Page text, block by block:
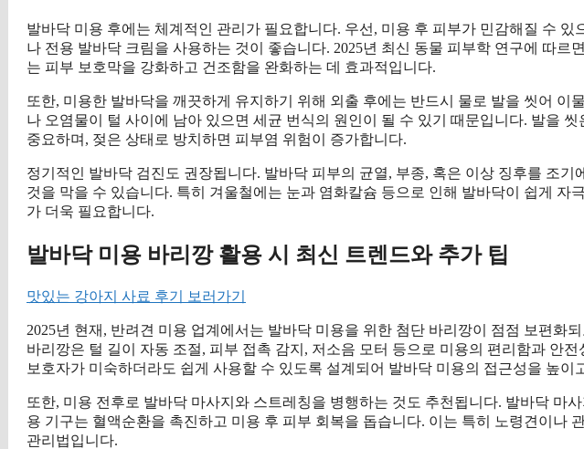
발바닥 미용 후에는 체계적인 관리가 필요합니다. 우선, 미용 후 피부가 민감해질 수 있
나 전용 발바닥 크림을 사용하는 것이 좋습니다. 2025년 최신 동물 피부학 연구에 따르
는 피부 보호막을 강화하고 건조함을 완화하는 데 효과적입니다.
또한, 미용한 발바닥을 깨끗하게 유지하기 위해 외출 후에는 반드시 물로 발을 씻어 이
나 오염물이 털 사이에 남아 있으면 세균 번식의 원인이 될 수 있기 때문입니다. 발을 씻
중요하며, 젖은 상태로 방치하면 피부염 위험이 증가합니다.
정기적인 발바닥 검진도 권장됩니다. 발바닥 피부의 균열, 부종, 혹은 이상 징후를 조기
것을 막을 수 있습니다. 특히 겨울철에는 눈과 염화칼슘 등으로 인해 발바닥이 쉽게 자
가 더욱 필요합니다.
발바닥 미용 바리깡 활용 시 최신 트렌드와 추가 팁
맛있는 강아지 사료 후기 보러가기
2025년 현재, 반려견 미용 업계에서는 발바닥 미용을 위한 첨단 바리깡이 점점 보편화
바리깡은 털 길이 자동 조절, 피부 접촉 감지, 저소음 모터 등으로 미용의 편리함과 안
보호자가 미숙하더라도 쉽게 사용할 수 있도록 설계되어 발바닥 미용의 접근성을 높이
또한, 미용 전후로 발바닥 마사지와 스트레칭을 병행하는 것도 추천됩니다. 발바닥 마
용 기구는 혈액순환을 촉진하고 미용 후 피부 회복을 돕습니다. 이는 특히 노령견이나
관리법입니다.